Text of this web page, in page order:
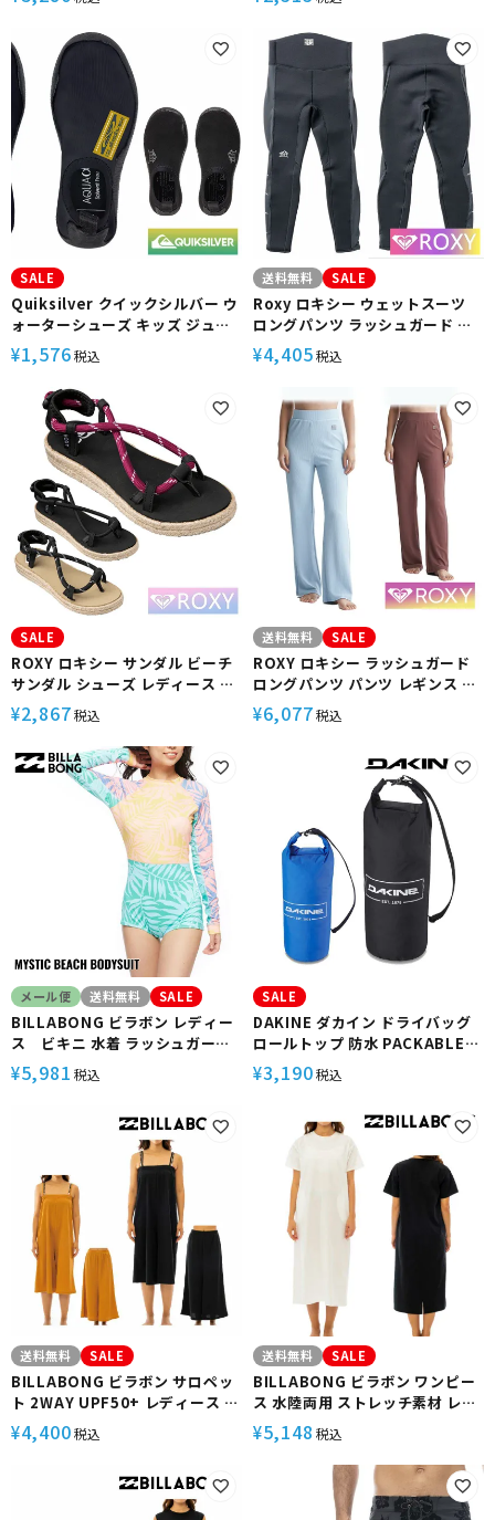
海 プール アウトドア サマー
SURFSILK AIR BRUSH 19
ビング サーフィン ビーチ 海 プー
ル アウトドア サマー BOY 1.5
WATER SOCKS1
SALE
Quiksilver クイックシルバー ウ
ォーターシューズ キッズ ジュニ
ア サーフィン
¥1,576税込
送料無料 SALE
Roxy ロキシー ウェットスーツ
ロングパンツ ラッシュガード レ
ギンス キッズ 女の子
¥4,405税込
SALE
ROXY ロキシー サンダル ビーチ
サンダル シューズ レディース ぺ
たんこ 歩きやすい フラット かわ
いい おしゃれ 海 ビーチ プール
シュノーケリング RSD212504
¥2,867税込
送料無料 SALE
ROXY ロキシー ラッシュガード
ロングパンツ パンツ レギンス ト
レンカ マリンカ レディース uv
ガード UVカット シンプル 体型カ
ナー RLY241046 LIBERTY
¥6,077税込
メール便 送料無料 SALE
BILLABONG ビラボン レディー
ス ビキニ 水着 ラッシュガード
ワンピース ビーチウェア 紫外線
対策 サーフィン サーフィン 長袖
¥5,981 税込
SALE
DAKINE ダカイン ドライバッグ
ロールトップ 防水 PACKABLE
ROLLTOP DRY BAG 20L
¥3,190税込
送料無料 SALE
BILLABONG ビラボン サロペッ
ト 2WAY UPF50+ レディース サ
ーフィン プール マリンスポーツ
UTILITY 2WAYALOPETTE
¥4,400税込
送料無料 SALE
BILLABONG ビラボン ワンピー
ス 水陸両用 ストレッチ素材 レデ
ィース サーフィン プール マリン
スポーツ UTILITY RASH
ONEPIECE
¥5,148 税込